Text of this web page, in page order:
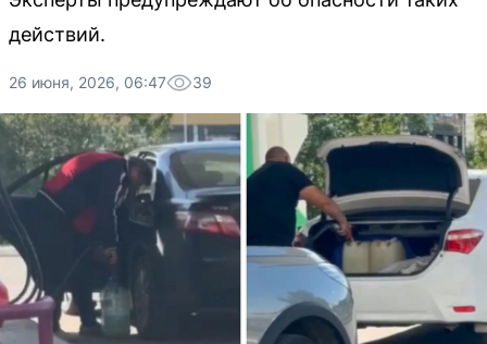
действий.
26 июня, 2026, 06:47 39